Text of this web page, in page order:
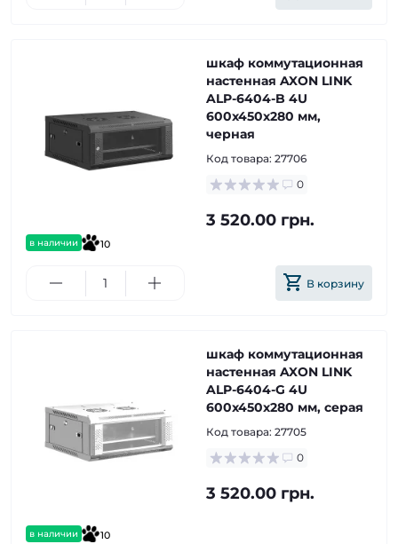
в наличии 10
шкаф коммутационная
настенная AXON LINK
ALP-6404-B 4U
600x450x280 мм,
черная
Код товара: 27706
0
3 520.00 грн.
В корзину
в наличии 10
шкаф коммутационная
настенная AXON LINK
ALP-6404-G 4U
600x450x280 мм, серая
Код товара: 27705
0
3 520.00 грн.